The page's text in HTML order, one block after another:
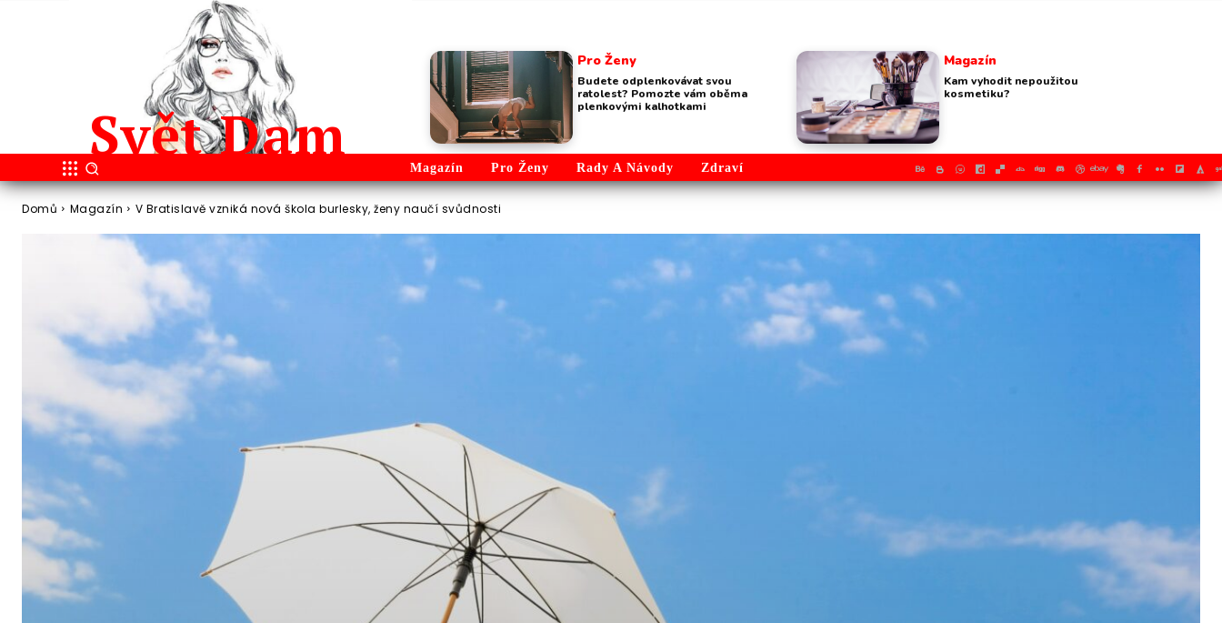
Svět Dam
Pro Ženy
Budete odplenkovávat svou
ratolest? Pomozte vám oběma
plenkovými kalhotkami
Magazín
Kam vyhodit nepoužitou
kosmetiku?
Magazín Pro Ženy Rady A Návody Zdraví
Domů Magazín V Bratislavě vzniká nová škola burlesky, ženy naučí svůdnosti